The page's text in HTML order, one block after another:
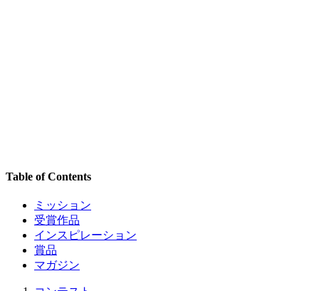
Table of Contents
ミッション
受賞作品
インスピレーション
賞品
マガジン